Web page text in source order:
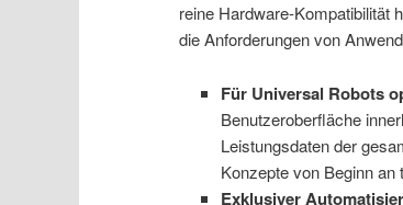
reine Hardware-Kompatibilität
die Anforderungen von
Für Universal Robots
Benutzeroberfläche
Leistungsdaten der
Konzepte von Beginn
Exklusiver